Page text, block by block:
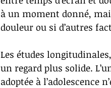
à un moment donné,
douleur ou si d’autres
Les études
un regard plus solide.
adoptée à l’adolescence